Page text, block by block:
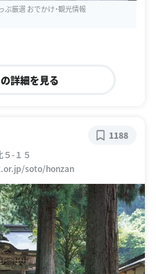
ぷ厳選 おでかけ・観光情報
詳細を見る
-１５
soto/honzan
1188